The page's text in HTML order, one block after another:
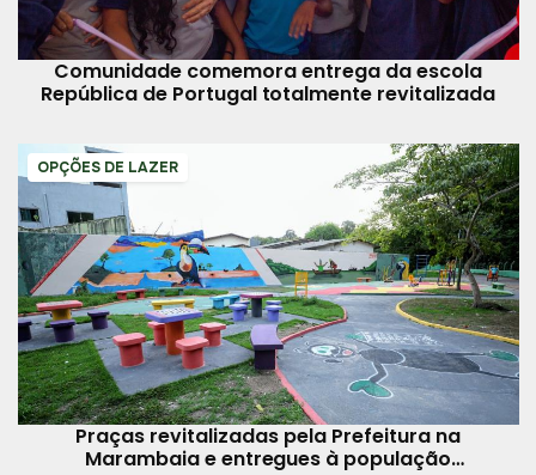
Comunidade comemora entrega da escola
República de Portugal totalmente revitalizada
OPÇÕES DE LAZER
Praças revitalizadas pela Prefeitura na
Marambaia e entregues à população